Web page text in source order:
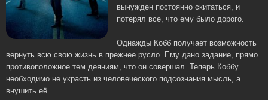
вынужден постоянно скитаться, и
потерял все, что ему было дорого.
Однажды Кобб получает возможность
вернуть всю свою жизнь в прежнее русло. Ему дано задание, прямо
противоположное тем деяниям, что он совершал. Теперь Коббу
необходимо не украсть из человеческого подсознания мысль, а
внушить её…